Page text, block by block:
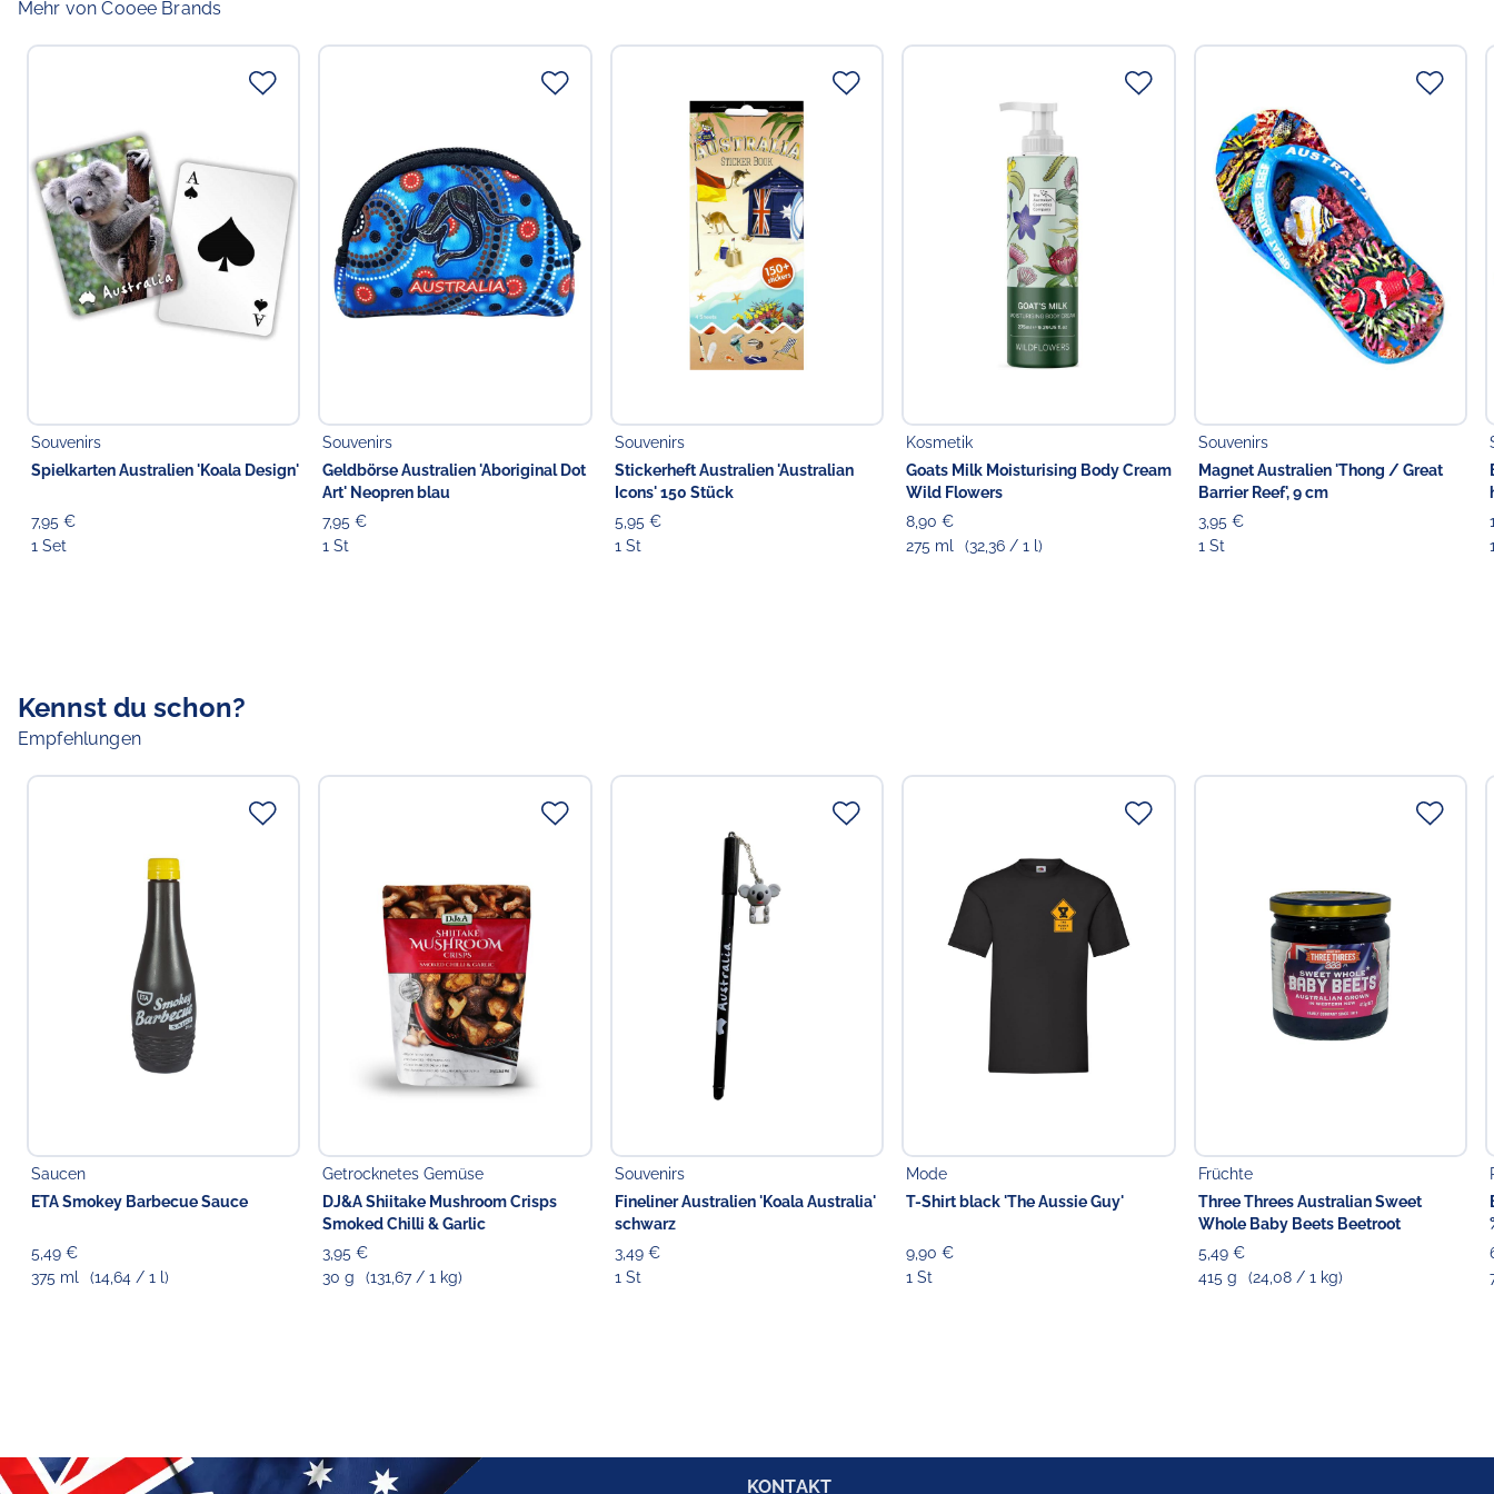
Verantwortlicher Lebensmittelunternehmer
Verantwortliche Person in der EU
Choppy's Food & Non-Food GmbH
Koldingstr. 1B
22769 Hamburg
Deutschland
Mehr von Cooee Brands
Souvenirs
Spielkarten Australien 'Koala Design'
7,95 €
1 Set
Souvenirs
Geldbörse Australien 'Aboriginal Dot
Art' Neopren blau
7,95 €
1 St
Souvenirs
Stickerheft Australien 'Australian
Icons' 150 Stück
5,95 €
1 St
Kosmetik
Goats Milk Moisturising Body Cream
Wild Flowers
8,90 €
275 ml
(32,36 / 1 l)
Souvenirs
Magnet Australien 'Thong / Great
Barrier Reef', 9 cm
3,95 €
1 St
Kennst du schon?
Empfehlungen
Saucen
ETA Smokey Barbecue Sauce
5,49 €
375 ml
(14,64 / 1 l)
Getrocknetes Gemüse
DJ&A Shiitake Mushroom Crisps
Smoked Chilli & Garlic
3,95 €
30 g
(131,67 / 1 kg)
Souvenirs
Fineliner Australien 'Koala Australia'
schwarz
3,49 €
1 St
Mode
T-Shirt black 'The Aussie Guy'
9,90 €
1 St
Früchte
Three Threes Australian Sweet
Whole Baby Beets Beetroot
5,49 €
415 g
(24,08 / 1 kg)
KONTAKT